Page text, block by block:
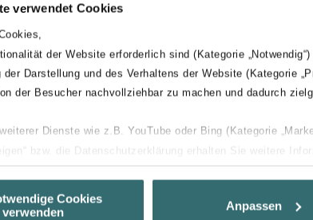
verwendet Cookies
der Website erforderlich sind (Kategorie „Notwendig“)
Darstellung und des Verhaltens der Website (Kategorie
der Besucher nachvollziehbar zu machen und dadurch
Dienste wie z.B. YouTube oder Bing (Kategorie
bzw. die Datenschutzerklärung erhalten Sie weitere
verwenden, um Ihnen die bestmögliche Nutzererfahrung zu
Interessen zur Verfügung zu stellen. Alle Einwilligungen
Cookies
verwenden
Anpassen